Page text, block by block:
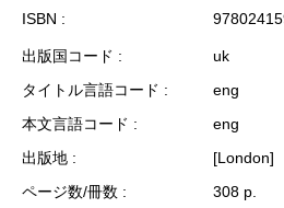
ISBN
出版国コード
uk
タイトル言語コード
eng
本文言語コード
eng
出版地
[London]
ページ数/冊数
308 p.